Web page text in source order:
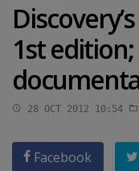
1st
28 OCT 2012 10:54
Facebook